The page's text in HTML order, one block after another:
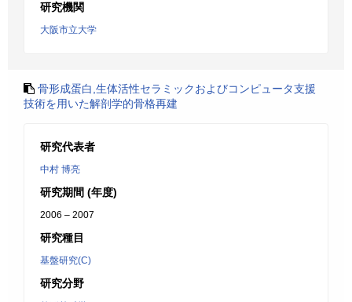
研究機関
大阪市立大学
骨形成蛋白,生体活性セラミックおよびコンピュータ支援
技術を用いた解剖学的骨格再建
研究代表者
中村 博亮
研究期間 (年度)
2006 – 2007
研究種目
基盤研究(C)
研究分野